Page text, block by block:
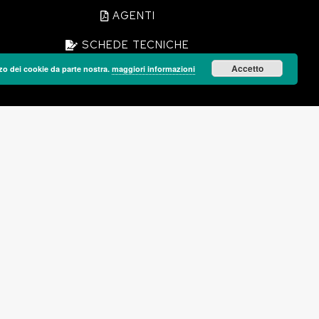
AGENTI
SCHEDE TECNICHE
dei cookie da parte nostra.maggiori informazioni Accetto